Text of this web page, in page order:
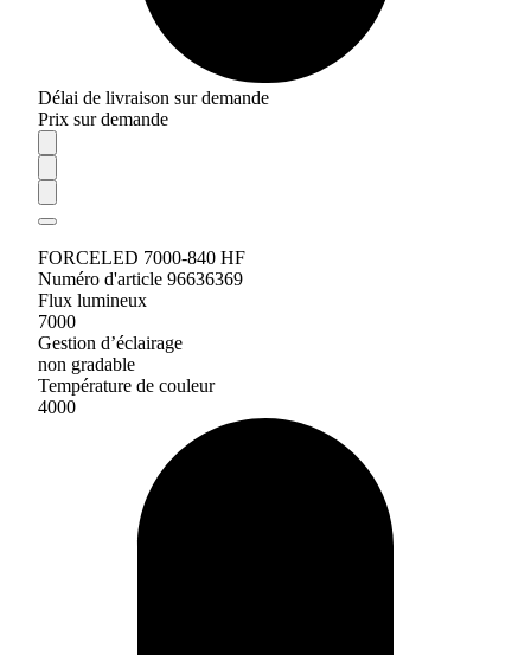
Délai de livraison sur demande
Prix sur demande
FORCELED 7000-840 HF
Numéro d'article 96636369
Flux lumineux
7000
Gestion d’éclairage
non gradable
Température de couleur
4000